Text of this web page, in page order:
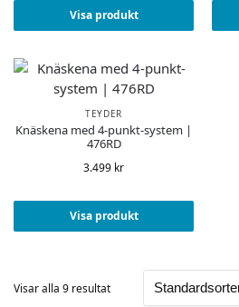
Visa produkt
TEYDER
Knäskena med 4-punkt-system |
476RD
3.499 kr
Visa produkt
Visar alla 9 resultat